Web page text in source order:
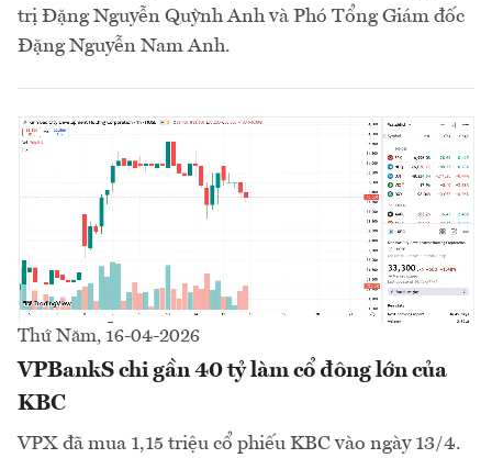
trị Đặng Nguyễn Quỳnh Anh và Phó Tổng Giám đốc
Đặng Nguyễn Nam Anh.
Thứ Năm, 16-04-2026
VPBankS chi gần 40 tỷ làm cổ đông lớn của
KBC
VPX đã mua 1,15 triệu cổ phiếu KBC vào ngày 13/4.